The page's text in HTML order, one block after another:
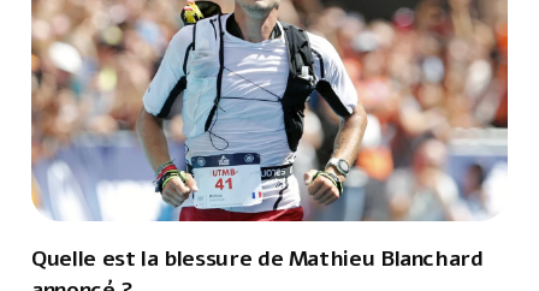
Quelle est la blessure de Mathieu Blanchard